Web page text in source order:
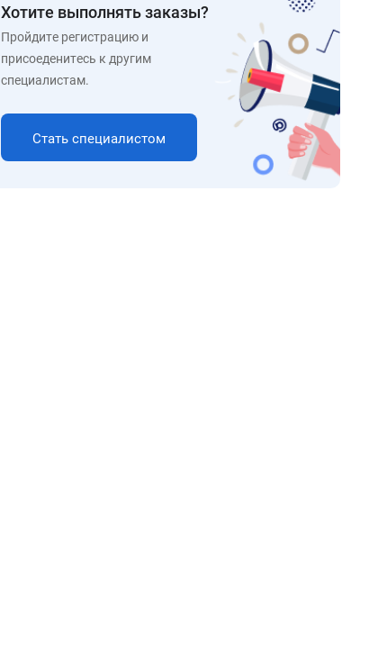
Хотите выполнять заказы?
Пройдите регистрацию и
присоеденитесь к другим
специалистам.
Стать специалистом